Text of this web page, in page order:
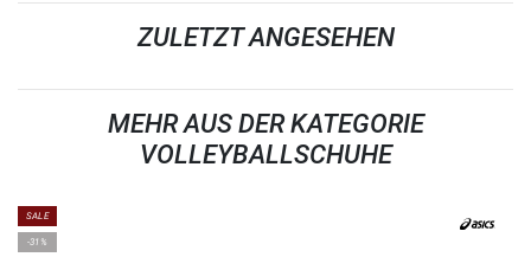
ZULETZT ANGESEHEN
MEHR AUS DER KATEGORIE
VOLLEYBALLSCHUHE
SALE
-31%